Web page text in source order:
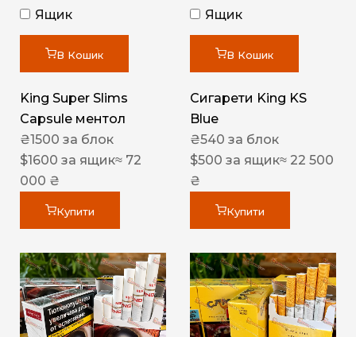
Ящик
В Кошик
King Super Slims
Capsule ментол
₴1500 за блок
$1600 за ящик≈ 72
000 ₴
Купити
Ящик
В Кошик
Сигарети King KS
Blue
₴540 за блок
$500 за ящик≈ 22 500
₴
Купити